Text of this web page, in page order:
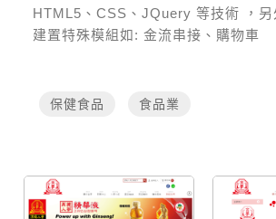
HTML5、CSS、JQuery 等技術
，
建置特殊模組如:金流串接、購物車
保健食品 食品業